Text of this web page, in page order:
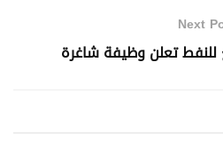
Next
للنفط تعلن وظيفة شاغرة